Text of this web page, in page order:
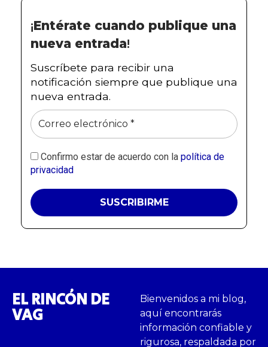
¡Entérate cuando publique una
nueva entrada!
Suscríbete para recibir una
notificación siempre que publique una
nueva entrada.
Confirmo estar de acuerdo con la política de
privacidad
EL RINCÓN DE
VAG
Bienvenidos a mi blog,
aquí encontrarás
información confiable y
rigurosa, respaldada por